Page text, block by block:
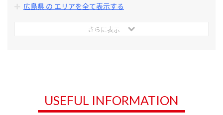
広島県 の エリアを全て表示する
さらに表示
USEFUL INFORMATION